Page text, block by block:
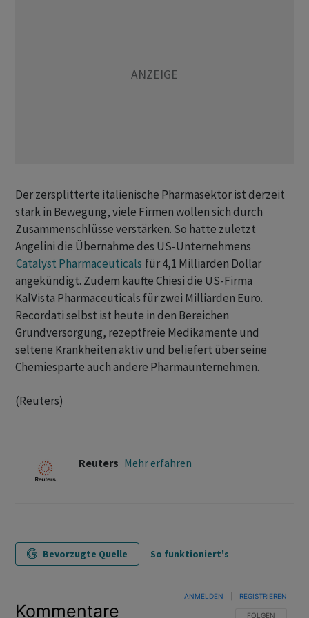
Der zersplitterte italienische Pharmasektor ist ​derzeit
stark in Bewegung, ⁠viele Firmen wollen sich durch
Zusammenschlüsse verstärken. So hatte zuletzt
Angelini die Übernahme ‌des US-Unternehmens
Catalyst Pharmaceuticals für 4,1 Milliarden Dollar
angekündigt. Zudem kaufte Chiesi die US-Firma
KalVista Pharmaceuticals für zwei Milliarden Euro.
Recordati selbst ‌ist heute in den Bereichen
Grundversorgung, rezeptfreie Medikamente und ​
seltene Krankheiten aktiv und beliefert über seine
Chemiesparte auch andere Pharmaunternehmen.
(Reuters)
Reuters Mehr erfahren
Bevorzugte Quelle So funktioniert's
Kommentare FOLGE DIESER
FOLGEN
ANMELDEN REGISTRIEREN